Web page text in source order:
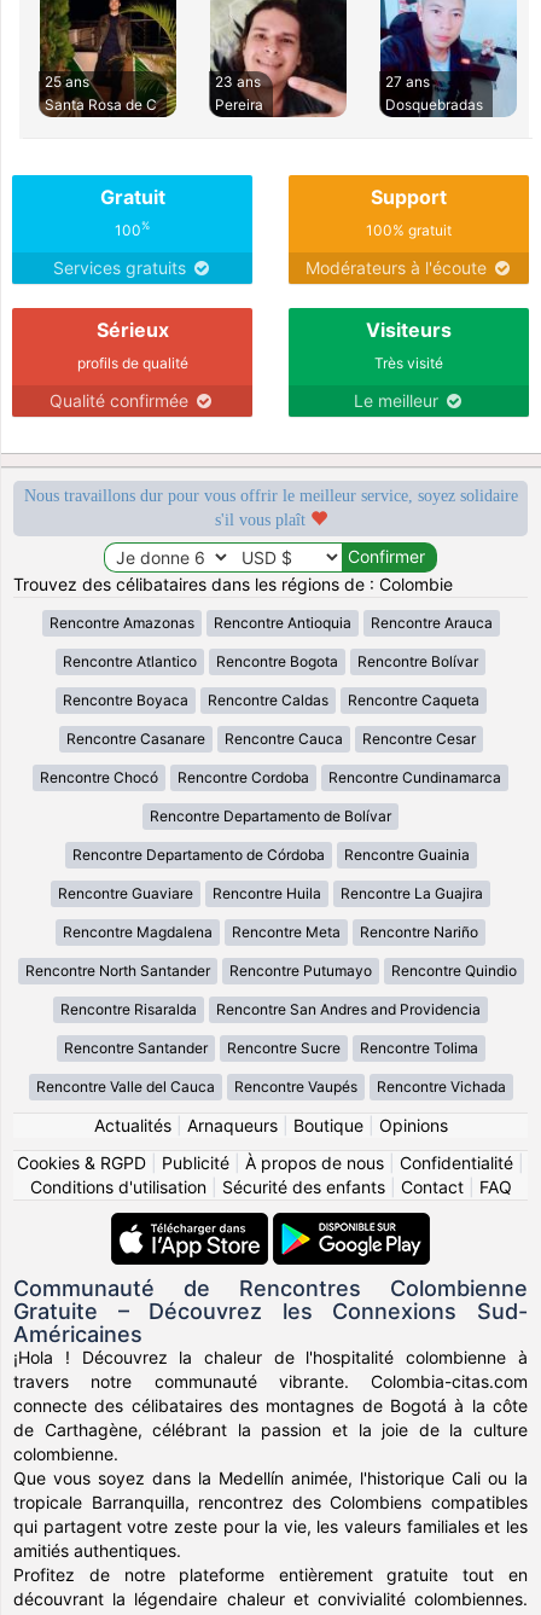
25 ans
Santa Rosa de C
23 ans
Pereira
27 ans
Dosquebradas
Gratuit
100%
Services gratuits
Support
100% gratuit
Modérateurs à l'écoute
Sérieux
profils de qualité
Qualité confirmée
Visiteurs
Très visité
Le meilleur
Nous travaillons dur pour vous offrir le meilleur service, soyez solidaire
s'il vous plaît
Trouvez des célibataires dans les régions de : Colombie
Rencontre Amazonas Rencontre Antioquia Rencontre Arauca
Rencontre Atlantico Rencontre Bogota Rencontre Bolívar
Rencontre Boyaca Rencontre Caldas Rencontre Caqueta
Rencontre Casanare Rencontre Cauca Rencontre Cesar
Rencontre Chocó Rencontre Cordoba Rencontre Cundinamarca
Rencontre Departamento de Bolívar
Rencontre Departamento de Córdoba Rencontre Guainia
Rencontre Guaviare Rencontre Huila Rencontre La Guajira
Rencontre Magdalena Rencontre Meta Rencontre Nariño
Rencontre North Santander Rencontre Putumayo Rencontre Quindio
Rencontre Risaralda Rencontre San Andres and Providencia
Rencontre Santander Rencontre Sucre Rencontre Tolima
Rencontre Valle del Cauca Rencontre Vaupés Rencontre Vichada
Actualités| Arnaqueurs| Boutique| Opinions
Cookies & RGPD
Publicité À propos de nous Confidentialité
Conditions d'utilisation| Sécurité des enfants| Contact| FAQ
Communauté de Rencontres Colombienne
Gratuite – Découvrez les Connexions Sud-
Américaines
¡Hola ! Découvrez la chaleur de l'hospitalité colombienne à
travers notre communauté vibrante. Colombia-citas.com
connecte des célibataires des montagnes de Bogotá à la côte
de Carthagène, célébrant la passion et la joie de la culture
colombienne.
Que vous soyez dans la Medellín animée, l'historique Cali ou la
tropicale Barranquilla, rencontrez des Colombiens compatibles
qui partagent votre zeste pour la vie, les valeurs familiales et les
amitiés authentiques.
Profitez de notre plateforme entièrement gratuite tout en
découvrant la légendaire chaleur et convivialité colombiennes.